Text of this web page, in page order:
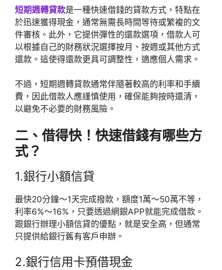
短期週轉貸款是一種快速借錢的貸款方式，特點在
於迅速獲得現金，通常無需長時間等待或繁複的文
件審核。此外，它提供彈性的還款選項，借款人可
以根據自己的財務狀況選擇按月、按週或其他方式
還款。這使得還款更具可調整性，適應個人需求。
不過，短期週轉貸款通常伴隨著較高的利率和手續
費，因此借款人應謹慎使用，確保能夠按時還清，
以避免不必要的財務風險。
二、借得快！快速借錢有哪些方
式？
1.銀行小額信貸
最快20分鐘～1天完成撥款，額度1萬～50萬不等，
利率6%～16%，只要透過網銀APP就能完成借款。
跟銀行辦理小額信貸的優點，就是安全高，但通常
只提供給銀行舊有客戶申辦。
2.銀行信用卡預借現金